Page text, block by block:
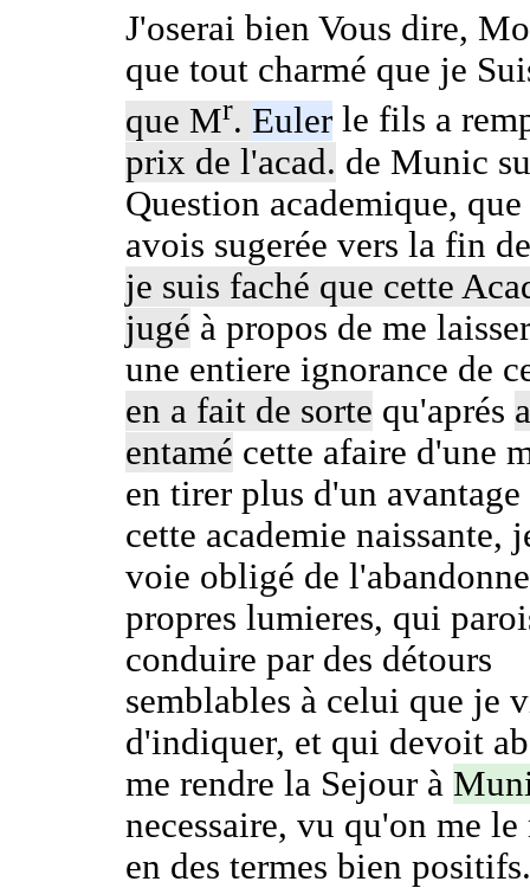
J'oserai bien Vous dire,
que tout charmé que je
que Mr. Euler le fils a
prix de l'acad. de Munic
Question academique,
avois sugerée vers la fin
je suis faché que cette
jugé à propos de me
une entiere ignorance de
en a fait de sorte qu'aprés
entamé cette afaire d'une
en tirer plus d'un
cette academie naissante,
voie obligé de
propres lumieres, qui
conduire par des détours
semblables à celui que je
d'indiquer, et qui devoit
me rendre la Sejour à
necessaire, vu qu'on me le
en des termes bien positifs.